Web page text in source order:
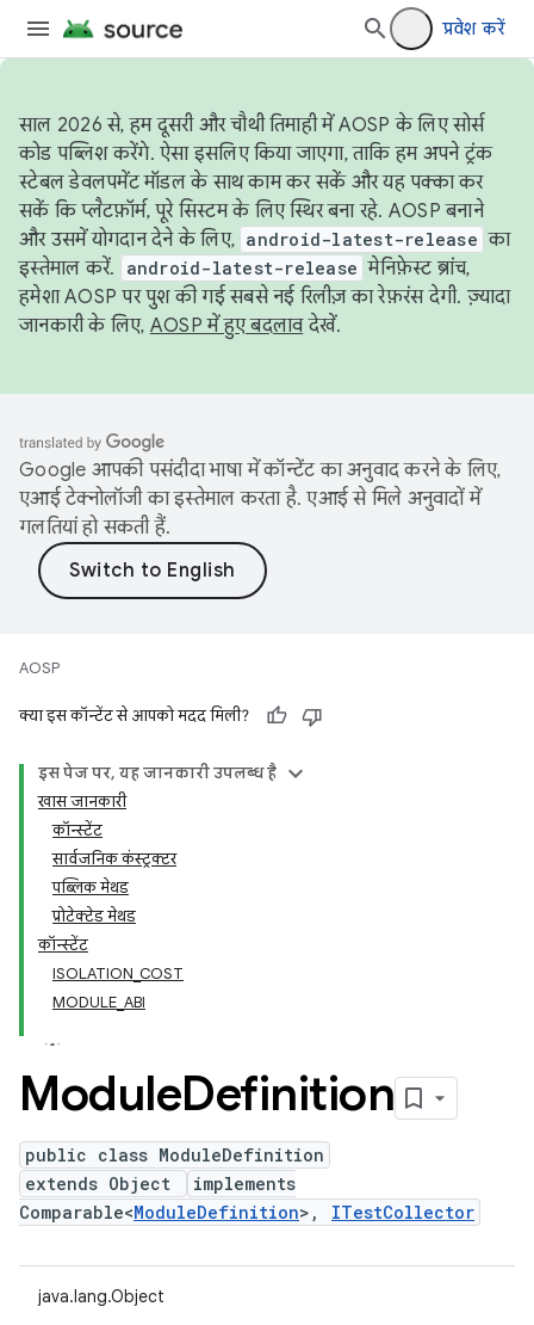
प्रवेश करें
साल 2026 से, हम दूसरी और चौथी तिमाही में AOSP के लिए सोर्स
कोड पब्लिश करेंगे. ऐसा इसलिए किया जाएगा, ताकि हम अपने ट्रंक
स्टेबल डेवलपमेंट मॉडल के साथ काम कर सकें और यह पक्का कर
सकें कि प्लैटफ़ॉर्म, पूरे सिस्टम के लिए स्थिर बना रहे. AOSP बनाने
और उसमें योगदान देने के लिए, android-latest-release का
इस्तेमाल करें.
android-latest-release मेनिफ़ेस्ट ब्रांच,
हमेशा AOSP पर पुश की गई सबसे नई रिलीज़ का रेफ़रंस देगी. ज़्यादा
जानकारी के लिए, AOSP में हुए बदलावदेखें.
Google आपकी पसंदीदा भाषा में कॉन्टेंट का अनुवाद करने के लिए,
एआई टेक्नोलॉजी का इस्तेमाल करता है. एआई से मिले अनुवादों में
गलतियां हो सकती हैं.
AOSP
क्या इस कॉन्टेंट से आपको मदद मिली?
इस पेज पर, यह जानकारी उपलब्ध है
खास जानकारी
कॉन्स्टेंट
सार्वजनिक कंस्ट्रक्टर
पब्लिक मेथड
प्रोटेक्टेड मेथड
कॉन्स्टेंट
ISOLATION_COST
MODULE_ABI
ModuleDefinition
public class ModuleDefinition
extends Object
implements
Comparable<ModuleDefinition>, ITestCollector
java.lang.Object